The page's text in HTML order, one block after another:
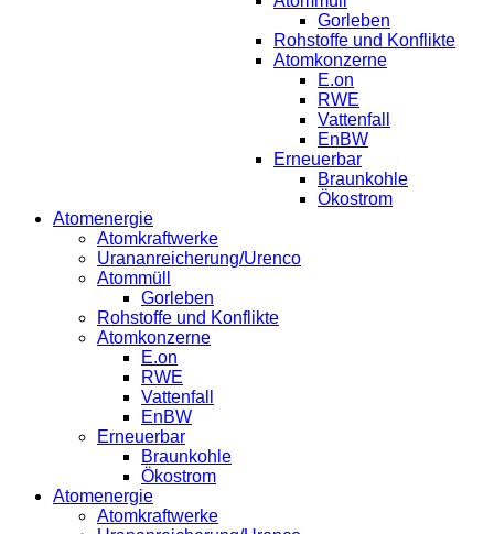
Gorleben
Rohstoffe und Konflikte
Atomkonzerne
E.on
RWE
Vattenfall
EnBW
Erneuerbar
Braunkohle
Ökostrom
Atomenergie
Atomkraftwerke
Urananreicherung/Urenco
Atommüll
Gorleben
Rohstoffe und Konflikte
Atomkonzerne
E.on
RWE
Vattenfall
EnBW
Erneuerbar
Braunkohle
Ökostrom
Atomenergie
Atomkraftwerke